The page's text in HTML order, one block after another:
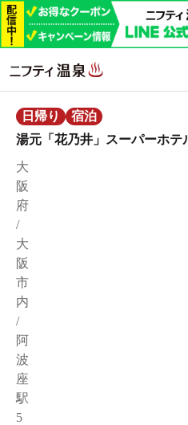
日帰り
宿泊
湯元「花乃井」スーパーホテ
大
阪
府
/
大
阪
市
内
/
阿
波
座
駅
5